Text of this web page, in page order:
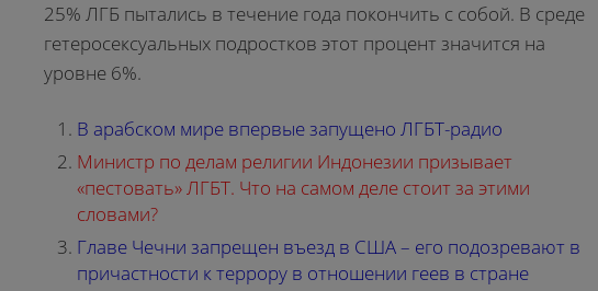
25% ЛГБ пытались в течение года покончить с собой. В среде
гетеросексуальных подростков этот процент значится на
уровне 6%.
В арабском мире впервые запущено ЛГБТ-радио
Министр по делам религии Индонезии призывает
«пестовать» ЛГБТ. Что на самом деле стоит за этими
словами?
Главе Чечни запрещен въезд в США – его подозревают в
причастности к террору в отношении геев в стране